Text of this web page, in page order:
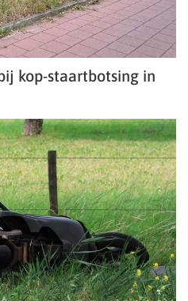
kop-staartbotsing in